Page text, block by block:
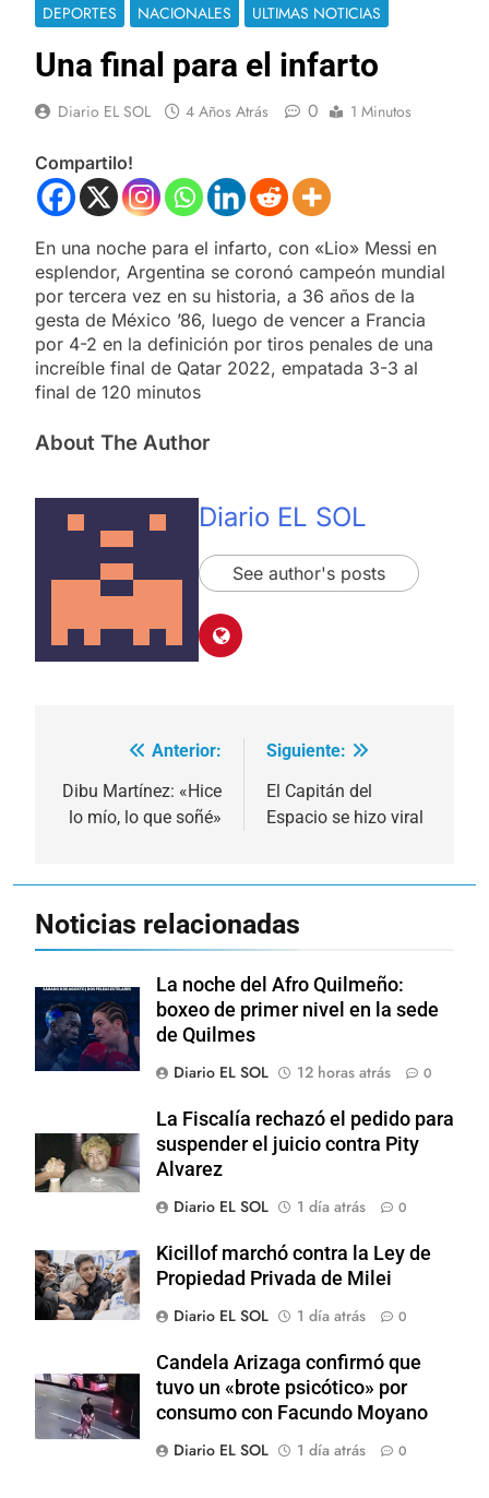
DEPORTES NACIONALES ULTIMAS NOTICIAS
Una final para el infarto
Diario EL SOL 4 Años Atrás 0 1 Minutos
Compartilo!
En una noche para el infarto, con «Lio» Messi en
esplendor, Argentina se coronó campeón mundial
por tercera vez en su historia, a 36 años de la
gesta de México ’86, luego de vencer a Francia
por 4-2 en la definición por tiros penales de una
increíble final de Qatar 2022, empatada 3-3 al
final de 120 minutos
About The Author
Diario EL SOL
See author's posts
Navegación
de
entradas
Anterior:
Dibu Martínez: «Hice
lo mío, lo que soñé»
Siguiente:
El Capitán del
Espacio se hizo viral
Noticias relacionadas
La noche del Afro Quilmeño:
boxeo de primer nivel en la sede
de Quilmes
Diario EL SOL
12 horas atrás 0
La Fiscalía rechazó el pedido para
suspender el juicio contra Pity
Alvarez
Diario EL SOL
1 día atrás 0
Kicillof marchó contra la Ley de
Propiedad Privada de Milei
Diario EL SOL
1 día atrás 0
Candela Arizaga confirmó que
tuvo un «brote psicótico» por
consumo con Facundo Moyano
Diario EL SOL
1 día atrás 0